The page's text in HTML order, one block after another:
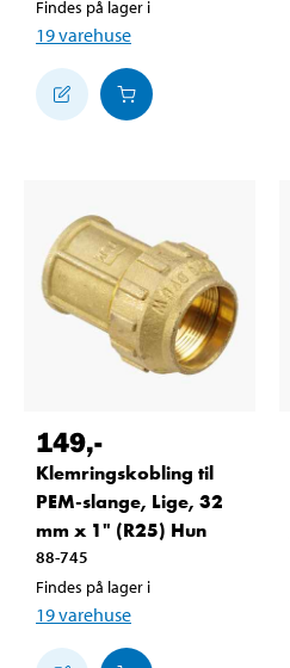
Findes på lager i
19varehuse
149,-
Klemringskobling til
PEM-slange, Lige, 32
mm x 1" (R25) Hun
88-745
Findes på lager i
19varehuse